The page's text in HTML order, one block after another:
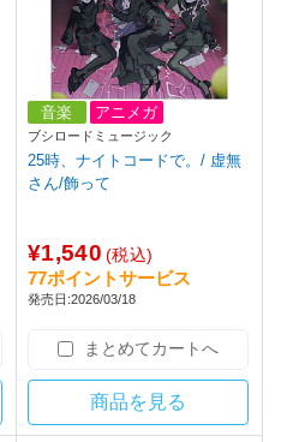
音楽 アニメガ
ブシロードミュージック
25時、ナイトコードで。/ 虚無
さん/飾って
¥1,540 (税込)
77ポイントサービス
発売日:2026/03/18
まとめてカートへ
商品を見る